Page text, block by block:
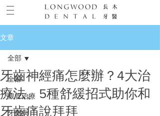
文章
全部
根管治療
牙周病
全部
牙齒神經痛怎麼辦？4大治
療法、5種舒緩招式助你和
牙齒痛說拜拜